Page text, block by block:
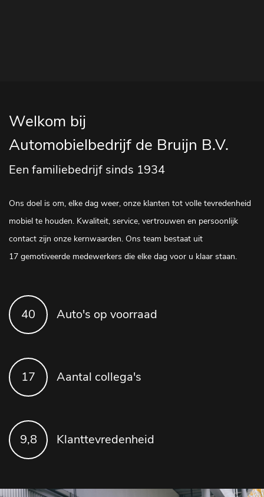
Welkom bij
Automobielbedrijf de Bruijn B.V.
Een familiebedrijf sinds 1934
Ons doel is om, elke dag weer, onze klanten tot volle tevredenheid
mobiel te houden. Kwaliteit, service, vertrouwen en persoonlijk
contact zijn onze kernwaarden. Ons team bestaat uit
17 gemotiveerde medewerkers die elke dag voor u klaar staan.
40 Auto's op voorraad
17 Aantal collega's
9,8 Klanttevredenheid